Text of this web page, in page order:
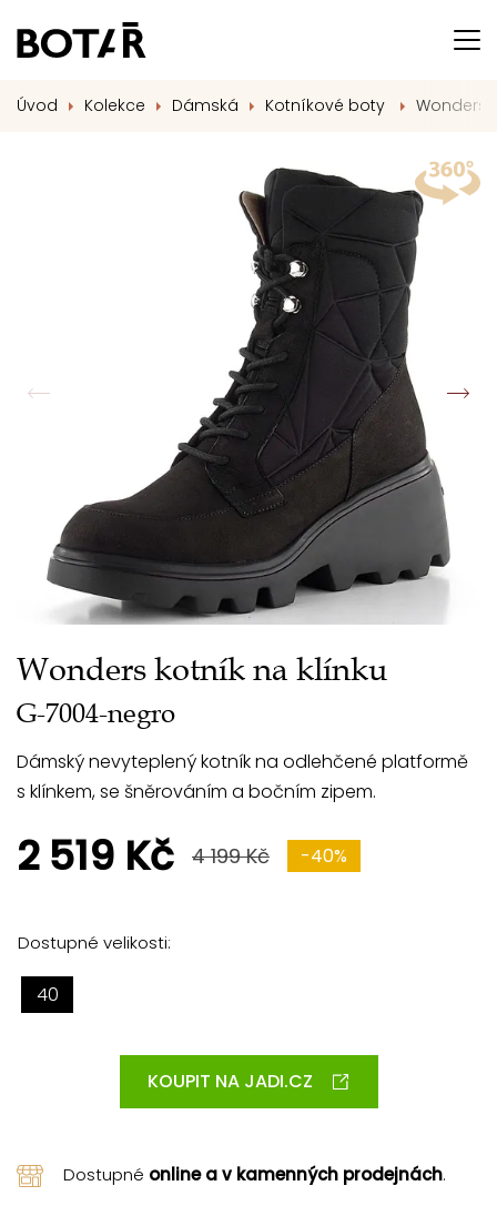
Úvod Kolekce Dámská Kotníkové boty Wonders
Wonders kotník na klínku
G-7004-negro
Dámský nevyteplený kotník na odlehčené platformě
s klínkem, se šněrováním a bočním zipem.
2 519 Kč 4 199 Kč -40%
Dostupné velikosti:
40
KOUPIT NA JADI.CZ
Dostupné online a v kamenných prodejnách.